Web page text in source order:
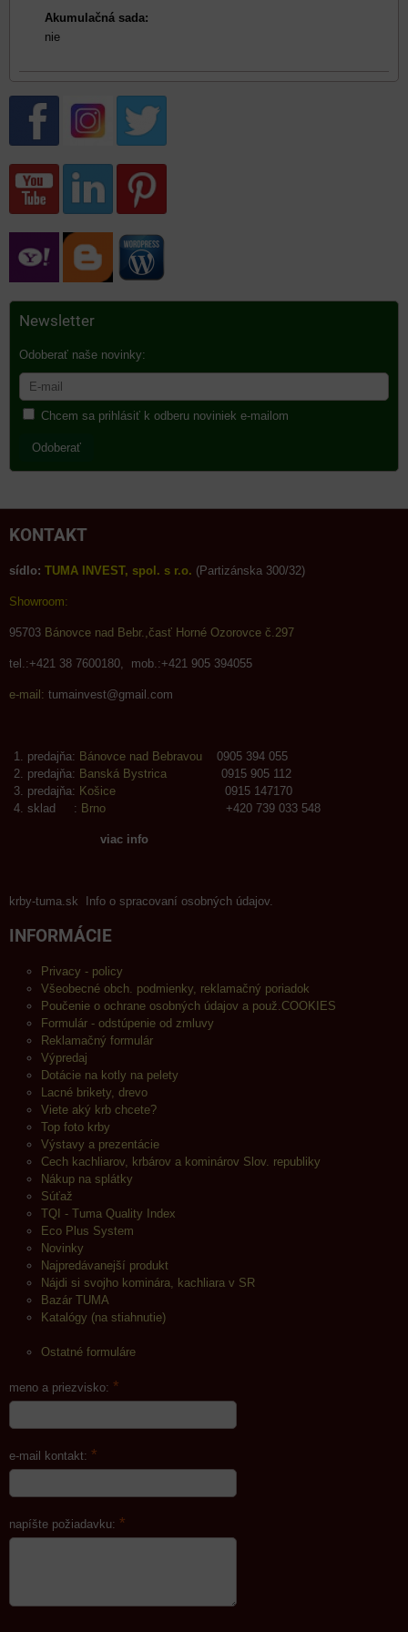
Akumulačná sada:
nie
Newsletter
Odoberať naše novinky:
Chcem sa prihlásiť k odberu noviniek e-mailom
Odoberať
KONTAKT
sídlo: TUMA INVEST, spol. s r.o. (Partizánska 300/32)
Showroom:
95703 Bánovce nad Bebr.,časť Horné Ozorovce č.297
tel.:+421 38 7600180, mob.:+421 905 394055
e-mail: tumainvest@gmail.com
predajňa: Bánovce nad Bebravou 0905 394 055
predajňa: Banská Bystrica 0915 905 112
predajňa: Košice 0915 147170
sklad : Brno +420 739 033 548
viac info
krby-tuma.sk Info o spracovaní osobných údajov.
INFORMÁCIE
Privacy - policy
Všeobecné obch. podmienky, reklamačný poriadok
Poučenie o ochrane osobných údajov a použ.COOKIES
Formulár - odstúpenie od zmluvy
Reklamačný formulár
Výpredaj
Dotácie na kotly na pelety
Lacné brikety, drevo
Viete aký krb chcete?
Top foto krby
Výstavy a prezentácie
Cech kachliarov, krbárov a kominárov Slov. republiky
Nákup na splátky
Súťaž
TQI - Tuma Quality Index
Eco Plus System
Novinky
Najpredávanejší produkt
Nájdi si svojho kominára, kachliara v SR
Bazár TUMA
Katalógy (na stiahnutie)
Ostatné formuláre
meno a priezvisko: *
e-mail kontakt: *
napíšte požiadavku: *